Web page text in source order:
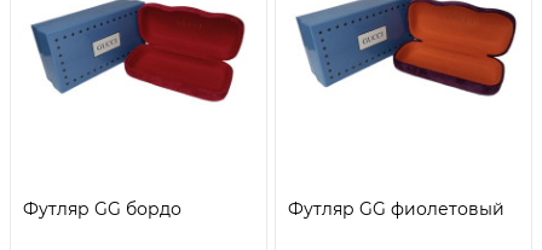
Футляр GG бордо Футляр GG фиолетовый